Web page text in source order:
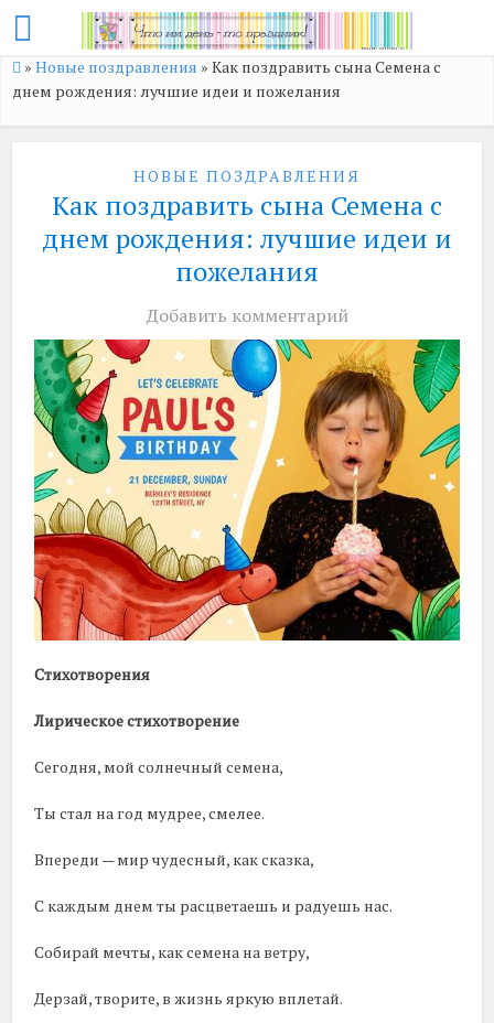
»Новые поздравления »Как поздравить сына Семена с
днем рождения: лучшие идеи и пожелания
НОВЫЕ ПОЗДРАВЛЕНИЯ
Как поздравить сына Семена с
днем рождения: лучшие идеи и
пожелания
Добавить комментарий
Стихотворения
Лирическое стихотворение
Сегодня, мой солнечный семена,
Ты стал на год мудрее, смелее.
Впереди — мир чудесный, как сказка,
С каждым днем ты расцветаешь и радуешь нас.
Собирай мечты, как семена на ветру,
Дерзай, творите, в жизнь яркую вплетай.